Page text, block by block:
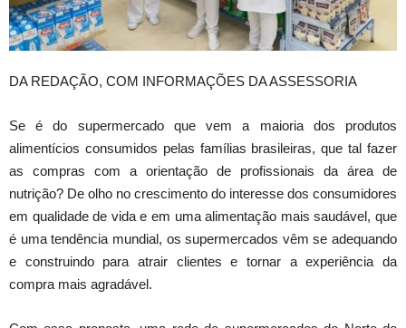
DA REDAÇÃO, COM INFORMAÇÕES DA ASSESSORIA
Se é do supermercado que vem a maioria dos produtos
alimentícios consumidos pelas famílias brasileiras, que tal fazer
as compras com a orientação de profissionais da área de
nutrição? De olho no crescimento do interesse dos consumidores
em qualidade de vida e em uma alimentação mais saudável, que
é uma tendência mundial, os supermercados vêm se adequando
e construindo para atrair clientes e tornar a experiência da
compra mais agradável.